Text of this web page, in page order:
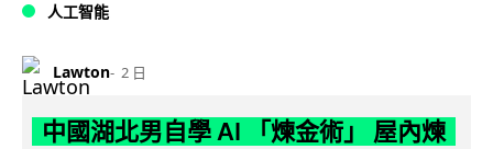
人工智能
Lawton 2 日
中國湖北男自學 AI 「煉金術」 屋內煉